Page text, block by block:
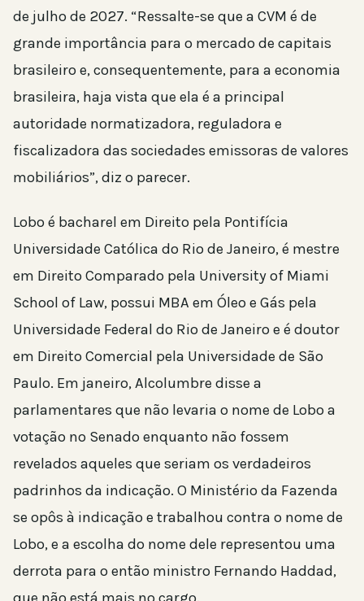
de julho de 2027. “Ressalte-se que a CVM é de
grande importância para o mercado de capitais
brasileiro e, consequentemente, para a economia
brasileira, haja vista que ela é a principal
autoridade normatizadora, reguladora e
fiscalizadora das sociedades emissoras de valores
mobiliários”, diz o parecer.
Lobo é bacharel em Direito pela Pontifícia
Universidade Católica do Rio de Janeiro, é mestre
em Direito Comparado pela University of Miami
School of Law, possui MBA em Óleo e Gás pela
Universidade Federal do Rio de Janeiro e é doutor
em Direito Comercial pela Universidade de São
Paulo. Em janeiro, Alcolumbre disse a
parlamentares que não levaria o nome de Lobo a
votação no Senado enquanto não fossem
revelados aqueles que seriam os verdadeiros
padrinhos da indicação. O Ministério da Fazenda
se opôs à indicação e trabalhou contra o nome de
Lobo, e a escolha do nome dele representou uma
derrota para o então ministro Fernando Haddad,